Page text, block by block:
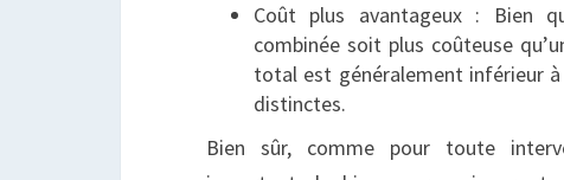
Coût plus avantageux : Bien
combinée soit plus coûteuse
total est généralement inférieur
distinctes.
Bien sûr, comme pour toute